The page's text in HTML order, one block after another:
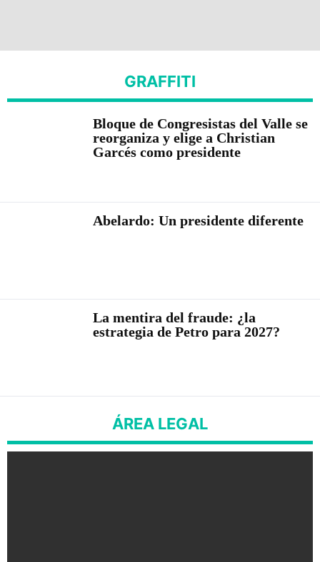
GRAFFITI
Bloque de Congresistas del Valle se
reorganiza y elige a Christian
Garcés como presidente
Abelardo: Un presidente diferente
La mentira del fraude: ¿la
estrategia de Petro para 2027?
ÁREA LEGAL